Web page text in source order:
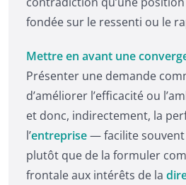
fondée sur le ressenti ou le
Mettre en avant une
Présenter une demande
d’améliorer l’efficacité ou
et donc, indirectement, la
l’entreprise— facilite
plutôt que de la formuler
frontale aux intérêts de la